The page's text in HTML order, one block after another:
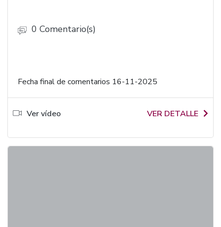
0 Comentario(s)
Fecha final de comentarios 16-11-2025
Ver vídeo VER DETALLE